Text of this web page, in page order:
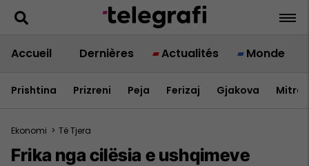
Accueil Dernières Actualités Monde
Prishtina Prizreni Peja Ferizaj Gjakova
Ekonomi > Të Tjera
Frika nga cilësia e ushqimeve